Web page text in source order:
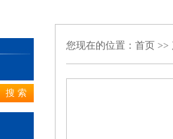
您现在的位置： 首页 >>